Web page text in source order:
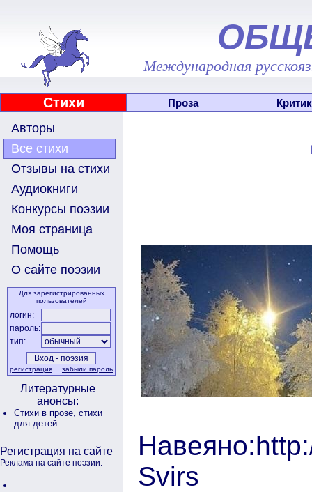
Международная
Стихи Проза
Авторы
Все стихи
Отзывы на стихи
Аудиокниги
Конкурсы поэзии
Моя страница
Помощь
О сайте поэзии
Для зарегистрированных
пользователей
логин:
пароль:
тип:
регистрация забыли пароль
Литературные
анонсы:
Стихи в прозе, стихи
для детей.
Регистрация на сайте
Реклама на сайте поэзии:
Svirs